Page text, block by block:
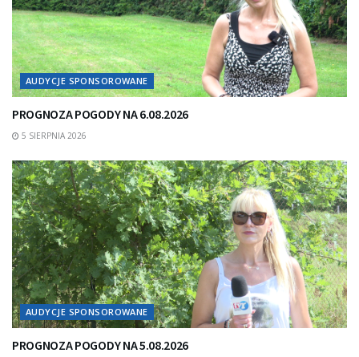
AUDYCJE SPONSOROWANE
PROGNOZA POGODY NA 6.08.2026
5 SIERPNIA 2026
AUDYCJE SPONSOROWANE
PROGNOZA POGODY NA 5.08.2026